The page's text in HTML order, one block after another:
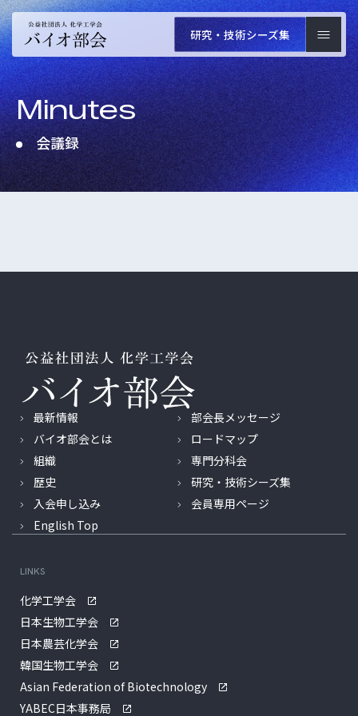
研究・技術シーズ集
Minutes
会議録
最新情報
部会長メッセージ
バイオ部会とは
ロードマップ
組織
専門分科会
歴史
研究・技術シーズ集
入会申し込み
会員専用ページ
English Top
LINKS
化学工学会
日本生物工学会
日本農芸化学会
韓国生物工学会
Asian Federation of Biotechnology
YABEC日本事務局